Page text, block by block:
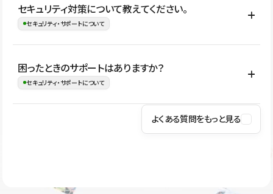
はい。CMSやコンポーネントを活用して更新範囲を設計しておく
ことで、デザインを崩しにくい状態で運用できます。 さらにコン
ながらレイアウトに影響を与えずに更新作業を進めやすくなりま
す。
セキュリティ対策について教えてください。
セキュリティ・サポートについて
Studioでは、公開サイトやサービスを安全に利用できるよう、通信
の暗号化、データ保護、アクセス管理、脆弱性対策など、複数の観
はSSL/TLSによる通信暗号化に対応しており、悪質なスクリプトの
困ったときのサポートはありますか？
セキュリティ・サポートについて
操作方法や機能については、ヘルプセンターでご確認いただけま
ユーザー同士で質問・相談できるコミュニティもご利用ください。
よくある質問をもっと見る